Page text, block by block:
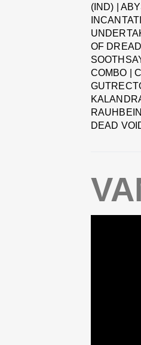
(IND) |
OF
COMBO |
DEAD